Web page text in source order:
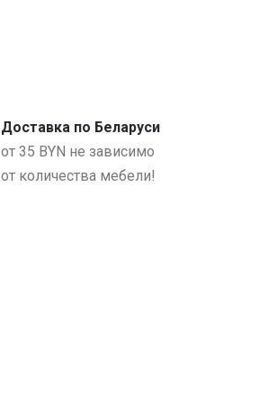
Доставка по Беларуси
от 35 BYN не зависимо
от количества мебели!